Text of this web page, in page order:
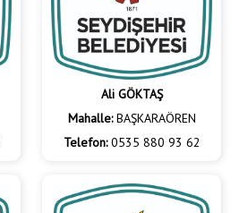
Ali GÖKTAŞ
Mahalle:BAŞKARAÖREN
Telefon:0535 880 93 62